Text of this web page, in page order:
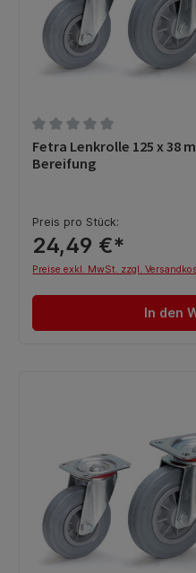
Durchschnittliche
Fetra Lenkrolle 125 x 38
Bereifung
Preis pro Stück:
24,49 €*
Preise exkl. MwSt. zzgl.
In den